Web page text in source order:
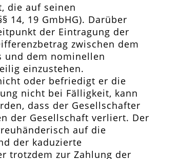
die auf seinen
14, 19 GmbHG). Darüber
der Eintragung der
zwischen dem
und dem nominellen
einzustehen.
oder befriedigt er die
nicht bei Fälligkeit, kann
dass der Gesellschafter
der Gesellschaft verliert. Der
auf die
der kaduzierte
trotzdem zur Zahlung der